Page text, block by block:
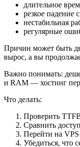
длительное
резкое падение
нестабильная
регулярные
Причин может быть
вырос, а вы
Важно понимать:
и RAM — хостинг
Что делать:
Проверить
Сравнить
Перейти на VPS
Убедиться, что